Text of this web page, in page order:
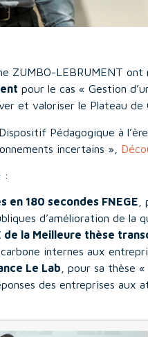
ZUMBO-LEBRUMENT
pour le cas « Gestion
et valoriser le Plateau de
Pédagogique à
incertains »,
:
en 180 secondes FNEGE
d’amélioration de la
de la Meilleure thèse
internes aux
Le Lab , pour sa thèse
des entreprises aux